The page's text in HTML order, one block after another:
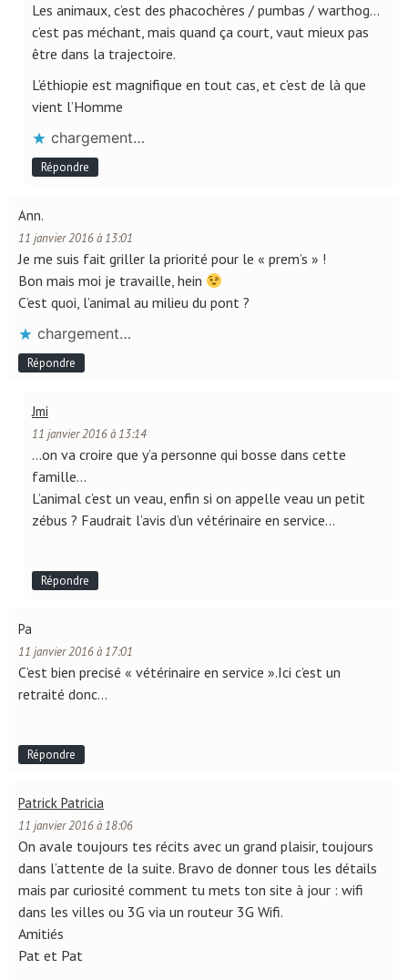
Les animaux, c’est des phacochères / pumbas / warthog…
c’est pas méchant, mais quand ça court, vaut mieux pas
être dans la trajectoire.
L’éthiopie est magnifique en tout cas, et c’est de là que
vient l’Homme
chargement…
Répondre
Ann.
11 janvier 2016 à 13:01
Je me suis fait griller la priorité pour le « prem’s » !
Bon mais moi je travaille, hein
C’est quoi, l’animal au milieu du pont ?
chargement…
Répondre
Jmi
11 janvier 2016 à 13:14
…on va croire que y’a personne qui bosse dans cette
famille…
L’animal c’est un veau, enfin si on appelle veau un petit
zébus ? Faudrait l’avis d’un vétérinaire en service…
Répondre
Pa
11 janvier 2016 à 17:01
C’est bien precisé « vétérinaire en service ».Ici c’est un
retraité donc…
Répondre
Patrick Patricia
11 janvier 2016 à 18:06
On avale toujours tes récits avec un grand plaisir, toujours
dans l’attente de la suite. Bravo de donner tous les détails
mais par curiosité comment tu mets ton site à jour : wifi
dans les villes ou 3G via un routeur 3G Wifi.
Amitiés
Pat et Pat